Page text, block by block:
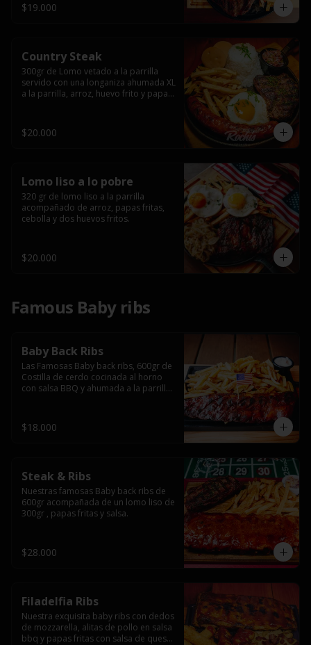
$19.000
Country Steak
300gr de Lomo vetado a la parrilla
servido con una longaniza ahumada XL
a la parrilla, arroz, huevo frito y papas
$20.000
Lomo liso a lo pobre
320 gr de lomo liso a la parrilla
acompañado de arroz, papas fritas,
cebolla y dos huevos fritos.
$20.000
Famous Baby ribs
Baby Back Ribs
Las Famosas Baby back ribs, 600gr de
Costilla de cerdo cocinada al horno
con salsa BBQ y ahumada a la parrilla
$18.000
Steak & Ribs
Nuestras famosas Baby back ribs de
600gr acompañada de un lomo liso de
300gr , papas fritas y salsa.
$28.000
Filadelfia Ribs
Nuestra exquisita baby ribs con dedos
de mozzarella, alitas de pollo en salsa
bbq y papas fritas con salsa de queso